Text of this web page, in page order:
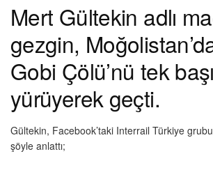
Mert Gültekin adlı
gezgin,
Gobi Çölü’nü tek
yürüyerek geçti.
Gültekin, Facebook’taki Interrail Türkiye
şöyle anlattı;